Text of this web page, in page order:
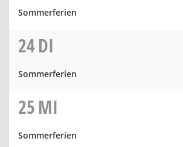
Sommerferien
24DI
Sommerferien
25MI
Sommerferien